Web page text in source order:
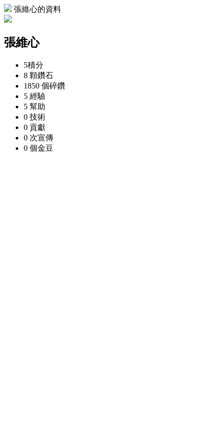
張維心的資料
張維心
5積分
8 顆鑽石
1850 個碎鑽
5 經驗
5 幫助
0 技術
0 貢獻
0 次宣傳
0 個金豆